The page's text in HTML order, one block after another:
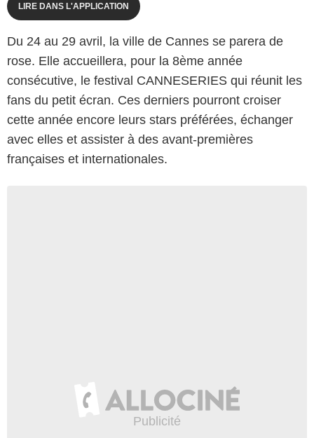
LIRE DANS L'APPLICATION
Du 24 au 29 avril, la ville de Cannes se parera de
rose. Elle accueillera, pour la 8ème année
consécutive, le festival CANNESERIES qui réunit les
fans du petit écran. Ces derniers pourront croiser
cette année encore leurs stars préférées, échanger
avec elles et assister à des avant-premières
françaises et internationales.